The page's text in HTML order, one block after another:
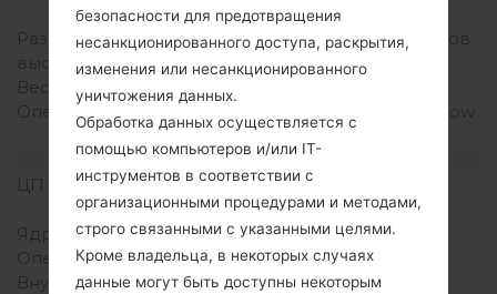
дюйма)
Размеры (ширина /
высота)
148.9 x 74.9 миллиметров
(5.86 x 2.95 дюйма)
Вес
Операционная система
Android 6.0.x Marshmallow
Mirror Release
Аппаратное обеспечение
ЦП (процессор)
1.3 GHz Cortex-A53
Mediatek MT6735
Ядра процессора
Четырехъядерный
Оперативная память
2GB
Внутренняя память
16GB
безопасности для предотвращения
несанкционированного доступа, раскрытия,
изменения или несанкционированного
уничтожения данных.
Обработка данных осуществляется с
помощью компьютеров и/или IT-
инструментов в соответствии с
организационными процедурами и методами,
строго связанными с указанными целями.
Кроме владельца, в некоторых случаях
данные могут быть доступны некоторым